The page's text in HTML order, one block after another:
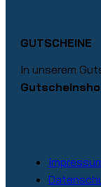
GUTSCHEINE
In unserem